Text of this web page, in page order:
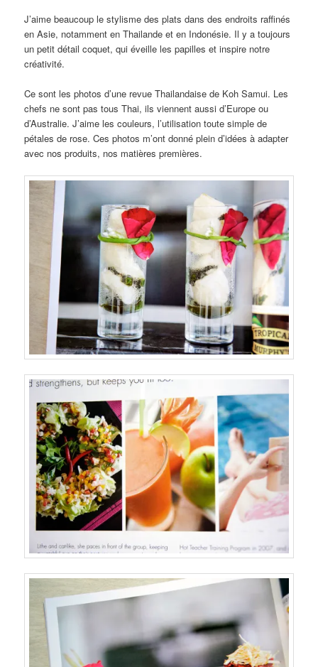
J’aime beaucoup le stylisme des plats dans des endroits raffinés
en Asie, notamment en Thailande et en Indonésie. Il y a toujours
un petit détail coquet, qui éveille les papilles et inspire notre
créativité.
Ce sont les photos d’une revue Thailandaise de Koh Samui. Les
chefs ne sont pas tous Thai, ils viennent aussi d’Europe ou
d’Australie. J’aime les couleurs, l’utilisation toute simple de
pétales de rose. Ces photos m’ont donné plein d’idées à adapter
avec nos produits, nos matières premières.